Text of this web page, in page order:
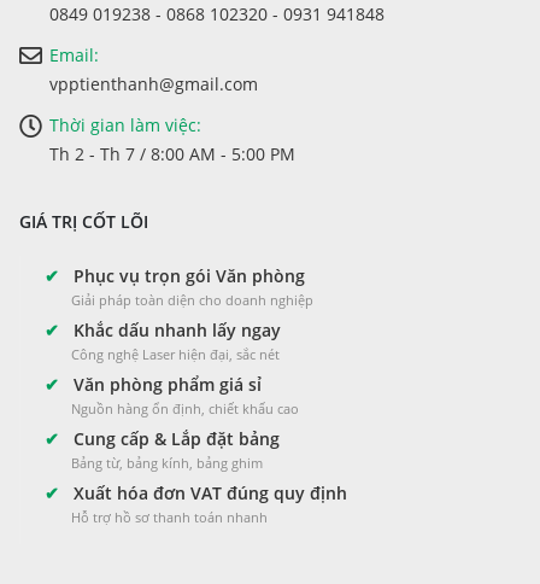
0849 019238 - 0868 102320 - 0931 941848
Email:
vpptienthanh@gmail.com
Thời gian làm việc:
Th 2 - Th 7 / 8:00 AM - 5:00 PM
GIÁ TRỊ CỐT LÕI
✔ Phục vụ trọn gói Văn phòng
Giải pháp toàn diện cho doanh nghiệp
✔ Khắc dấu nhanh lấy ngay
Công nghệ Laser hiện đại, sắc nét
✔ Văn phòng phẩm giá sỉ
Nguồn hàng ổn định, chiết khấu cao
✔ Cung cấp & Lắp đặt bảng
Bảng từ, bảng kính, bảng ghim
✔ Xuất hóa đơn VAT đúng quy định
Hỗ trợ hồ sơ thanh toán nhanh